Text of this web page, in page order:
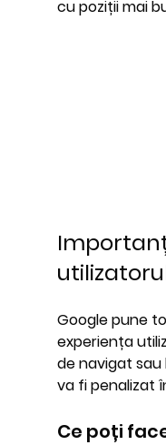
cu poziții mai
Google pune
experiența
de navigat
va fi penalizat
Ce poți